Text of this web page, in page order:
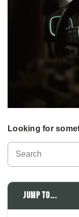
Looking for
Jump to...